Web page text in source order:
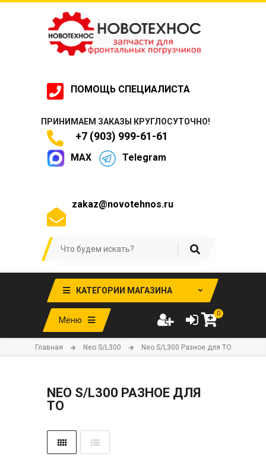
ПОМОЩЬ СПЕЦИАЛИСТА
ПРИНИМАЕМ ЗАКАЗЫ КРУГЛОСУТОЧНО!
+7 (903) 999-61-61
MAX Telegram
zakaz@novotehnos.ru
КАТЕГОРИИ МАГАЗИНА
Меню
0
Главная Neo S/L300 Neo S/L300 Разное для ТО
NEO S/L300 РАЗНОЕ ДЛЯ
ТО